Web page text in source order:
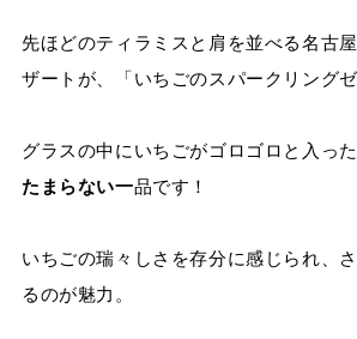
先ほどのティラミスと肩を並べる名古
ザートが、「いちごのスパークリングゼ
グラスの中にいちごがゴロゴロと入った
たまらない一品です！
いちごの瑞々しさを存分に感じられ、
るのが魅力。